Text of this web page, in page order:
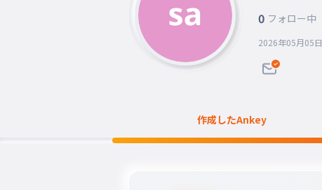
0 フォロー中
2026年05月05日
作成したAnkey